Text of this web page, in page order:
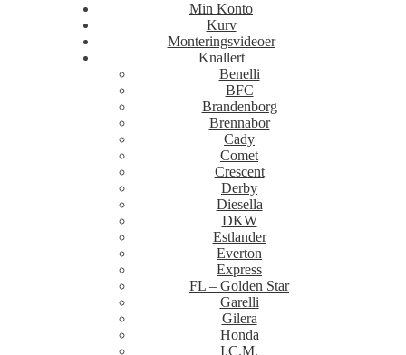
Min Konto
Kurv
Monteringsvideoer
Knallert
Benelli
BFC
Brandenborg
Brennabor
Cady
Comet
Crescent
Derby
Diesella
DKW
Estlander
Everton
Express
FL – Golden Star
Garelli
Gilera
Honda
I.C.M.